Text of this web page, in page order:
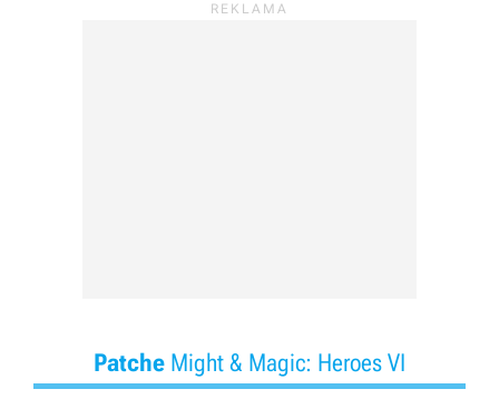
Patche Might & Magic: Heroes VI